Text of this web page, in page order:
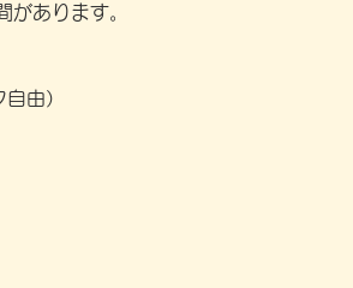
があります。
由）